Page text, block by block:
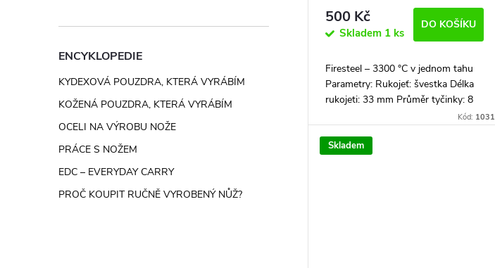
ENCYKLOPEDIE
KYDEXOVÁ POUZDRA, KTERÁ VYRÁBÍM
KOŽENÁ POUZDRA, KTERÁ VYRÁBÍM
OCELI NA VÝROBU NOŽE
PRÁCE S NOŽEM
EDC – EVERYDAY CARRY
PROČ KOUPIT RUČNĚ VYROBENÝ NŮŽ?
u
k
500 Kč
Skladem 1 ks
DO KOŠÍKU
Firesteel – 3300 °C v jednom tahu
Parametry: Rukojeť: švestka Délka
rukojeti: 33 mm Průměr tyčinky: 8
Kód: 1031
Skladem